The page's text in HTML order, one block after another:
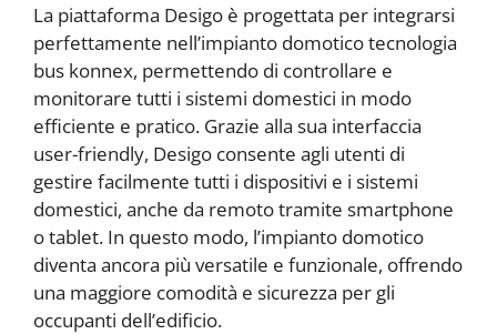
La piattaforma Desigo è progettata per integrarsi
perfettamente nell’impianto domotico tecnologia
bus konnex, permettendo di controllare e
monitorare tutti i sistemi domestici in modo
efficiente e pratico. Grazie alla sua interfaccia
user-friendly, Desigo consente agli utenti di
gestire facilmente tutti i dispositivi e i sistemi
domestici, anche da remoto tramite smartphone
o tablet. In questo modo, l’impianto domotico
diventa ancora più versatile e funzionale, offrendo
una maggiore comodità e sicurezza per gli
occupanti dell’edificio.